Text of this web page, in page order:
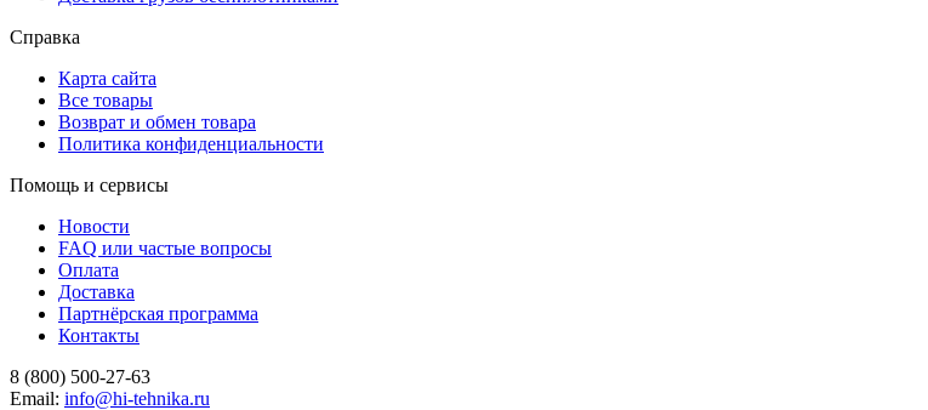
Справка
Карта сайта
Все товары
Возврат и обмен товара
Политика конфиденциальности
Помощь и сервисы
Новости
FAQ или частые вопросы
Оплата
Доставка
Партнёрская программа
Контакты
8 (800) 500-27-63
Email: info@hi-tehnika.ru